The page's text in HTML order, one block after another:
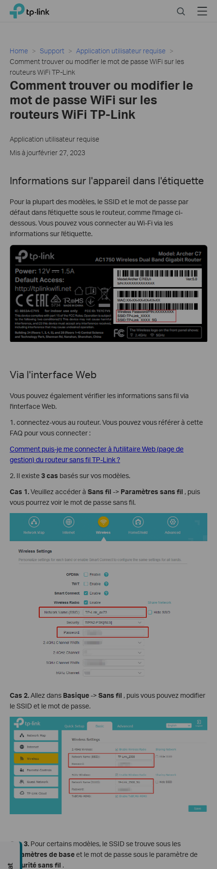
Click
navigation
TP-Link, Reliably Smart SearchMenu
Home Support
Application utilisateur requise
Comment trouver ou modifier le mot de passe WiFi sur les
routeurs WiFi TP-Link
Comment trouver ou modifier le
mot de passe WiFi sur les
routeurs WiFi TP-Link
Application utilisateur requise
Mis à jourfévrier 27, 2023
Informations sur l'appareil dans l'étiquette
Pour la plupart des modèles, le SSID et le mot de passe par
défaut dans l'étiquette sous le routeur, comme l'image ci-
dessous. Vous pouvez vous connecter au Wi-Fi via les
informations sur l'étiquette.
Via l'interface Web
Vous pouvez également vérifier les informations sans fil via
l'interface Web.
1. connectez-vous au routeur. Vous pouvez vous référer à cette
FAQ pour vous connecter :
Comment puis-je me connecter à l'utilitaire Web (page de
gestion) du routeur sans fil TP-Link ?
2. Il existe3 cas basés sur vos modèles.
Cas 1.Veuillez accéder à Sans fil -> Paramètres sans fil , puis
vous pourrez voir le mot de passe sans fil.
Cas 2.Allez dans Basique-> Sans fil , puis vous pouvez modifier
le SSID et le mot de passe.
Cas 3. Pour certains modèles, le SSID se trouve sous les
paramètres de baseet le mot de passe sous le paramètre de
sécurité sans fil .